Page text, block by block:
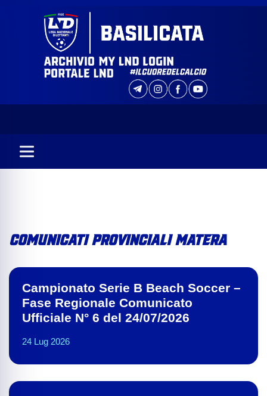
COMUNICATI PROVINCIALI MATERA
Campionato Serie B Beach Soccer –
Fase Regionale Comunicato
Ufficiale N° 6 del 24/07/2026
24 Lug 2026